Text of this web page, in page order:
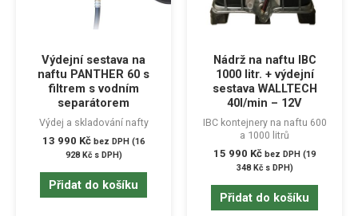
Výdejní sestava na
naftu PANTHER 60 s
filtrem s vodním
separátorem
Výdej a skladování nafty
13 990 Kč bez DPH (16
928 Kčs DPH)
Přidat do košíku
Nádrž na naftu IBC
1000 litr. + výdejní
sestava WALLTECH
40l/min – 12V
IBC kontejnery na naftu 600
a 1000 litrů
15 990 Kč bez DPH (19
348 Kčs DPH)
Přidat do košíku